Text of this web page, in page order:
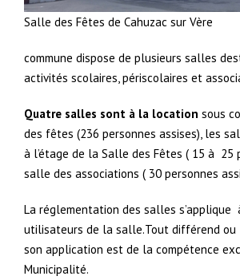
Salle des Fêtes de Cahuzac sur Vère
commune dispose de plusieurs salles
activités scolaires, périscolaires et
Quatre salles sont à la location sous
des fêtes (236 personnes assises), les
à l’étage de la Salle des Fêtes ( 15 à
salle des associations ( 30 personnes
La réglementation des salles s’applique
utilisateurs de la salle.Tout différend ou
son application est de la compétence
Municipalité.